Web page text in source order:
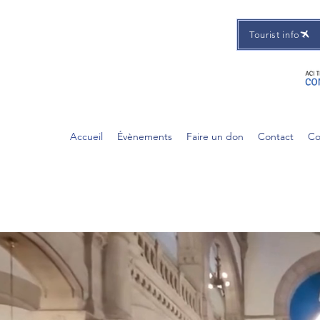
Tourist info
Accueil Évènements Faire un don Contact